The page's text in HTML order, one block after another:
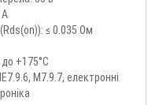
А
≤ 0.035 Ом
+175°C
M7.9.7, електронні